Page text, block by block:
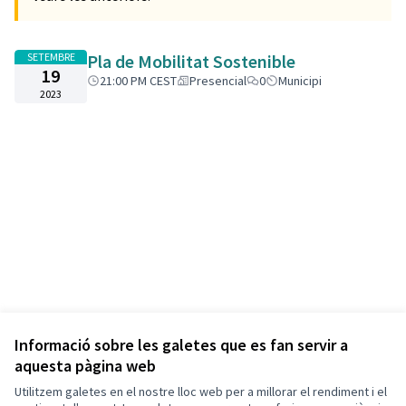
Informació sobre les galetes que es fan servir a
aquesta pàgina web
Utilitzem galetes en el nostre lloc web per a millorar el rendiment i el
SETEMBRE
19
2023
Pla de Mobilitat Sostenible
21:00 PM CEST Presencial 0 Municipi